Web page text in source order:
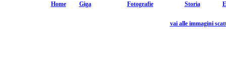
Home Giga Fotografie Storia
vai alle immagini